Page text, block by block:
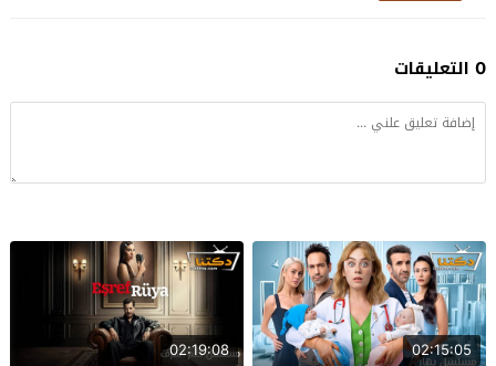
0 التعليقات
02:15:05
02:19:08